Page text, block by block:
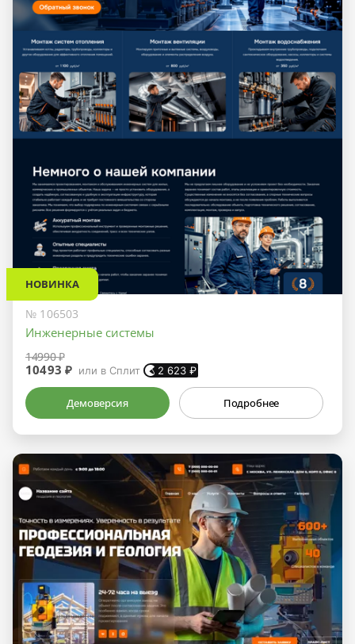
НОВИНКА
№ 106503
Инженерные системы
14990 ₽
10493 ₽ или в Сплит 2 623 ₽
Демоверсия Подробнее